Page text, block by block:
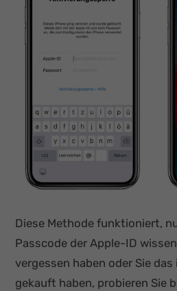
Diese Methode funktioniert,
Passcode der Apple-ID
vergessen haben oder Sie
gekauft haben, probieren Sie